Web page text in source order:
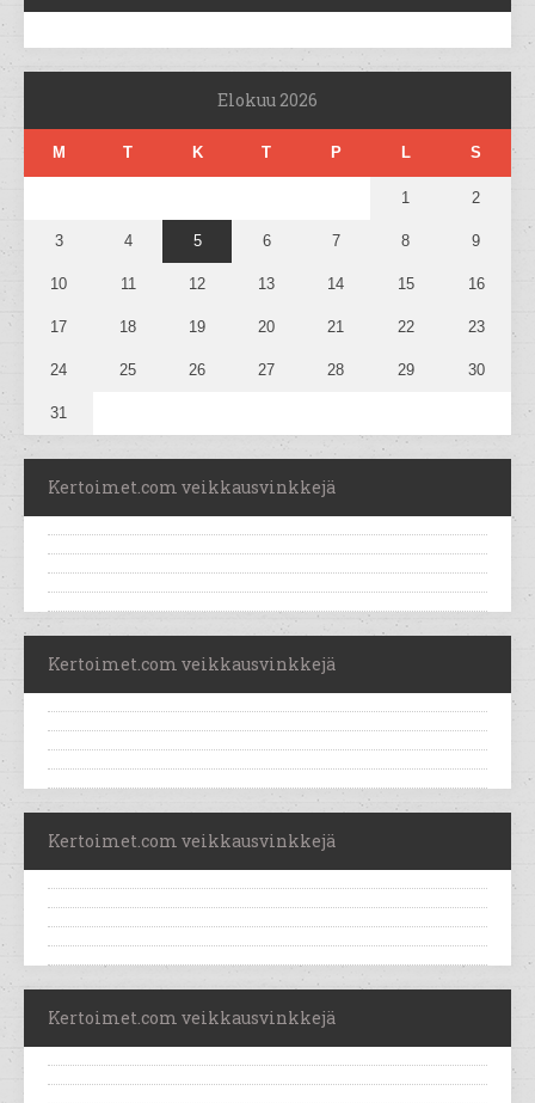
Elokuu 2026
M T K T P L S
1 2
3 4 5 6 7 8 9
10 11 12 13 14 15 16
17 18 19 20 21 22 23
24 25 26 27 28 29 30
31
Kertoimet.com veikkausvinkkejä
Kertoimet.com veikkausvinkkejä
Kertoimet.com veikkausvinkkejä
Kertoimet.com veikkausvinkkejä